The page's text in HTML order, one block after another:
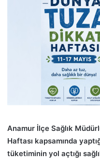
Anamur İlçe Sağlık
Haftası kapsamında
tüketiminin yol açtığı